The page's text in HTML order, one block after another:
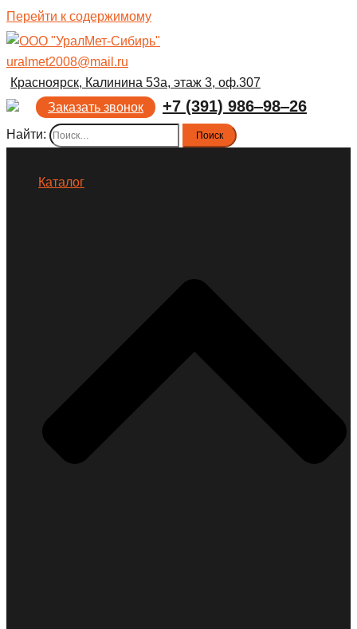
Перейти к содержимому
uralmet2008@mail.ru
Красноярск, Калинина 53а, этаж 3, оф.307
Заказать звонок
+7 (391) 986‒98‒26
Найти:
Каталог